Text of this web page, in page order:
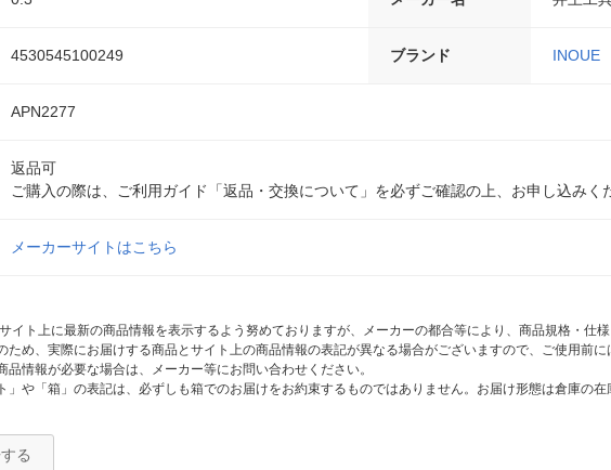
4530545100249 ブランド INOUE
APN2277
返品可
ご購入の際は、ご利用ガイド「返品・交換について」を必ずご確認の上、お申し込みく
メーカーサイトはこちら
イト上に最新の商品情報を表示するよう努めておりますが、メーカーの都合等により、商品規格・仕
ため、実際にお届けする商品とサイト上の商品情報の表記が異なる場合がございますので、ご使用前
情報が必要な場合は、メーカー等にお問い合わせください。
」や「箱」の表記は、必ずしも箱でのお届けをお約束するものではありません。お届け形態は倉庫の
る